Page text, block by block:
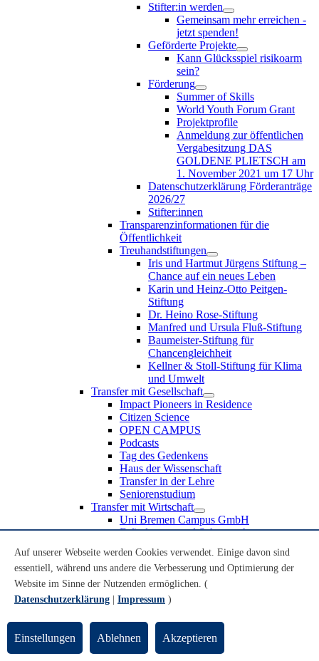
Stifter:in werden
Gemeinsam mehr erreichen -
jetzt spenden!
Geförderte Projekte
Kann Glücksspiel risikoarm
sein?
Förderung
Summer of Skills
World Youth Forum Grant
Projektprofile
Anmeldung zur öffentlichen
Vergabesitzung DAS
GOLDENE PLIETSCH am
1. November 2021 um 17 Uhr
Datenschutzerklärung Förderanträge
2026/27
Stifter:innen
Transparenzinformationen für die
Öffentlichkeit
Treuhandstiftungen
Iris und Hartmut Jürgens Stiftung –
Chance auf ein neues Leben
Karin und Heinz-Otto Peitgen-
Stiftung
Dr. Heino Rose-Stiftung
Manfred und Ursula Fluß-Stiftung
Baumeister-Stiftung für
Chancengleichheit
Kellner & Stoll-Stiftung für Klima
und Umwelt
Transfer mit Gesellschaft
Impact Pioneers in Residence
Citizen Science
OPEN CAMPUS
Podcasts
Tag des Gedenkens
Haus der Wissenschaft
Transfer in der Lehre
Seniorenstudium
Transfer mit Wirtschaft
Uni Bremen Campus GmbH
Erfindungen und Schutzrechte
Recruiting an der Universität Bremen
Weiterbildung an der Universität Bremen
Transfer mit Schule
Schülerinnen und Schüler
Schulklassen
Lehrkräfte
Gründungsunterstützung
Auf unserer Webseite werden Cookies verwendet. Einige davon sind
essentiell, während uns andere die Verbesserung und Optimierung der
Website im Sinne der Nutzenden ermöglichen. (
Datenschutzerklärung
Impressum )
Einstellungen Ablehnen Akzeptieren